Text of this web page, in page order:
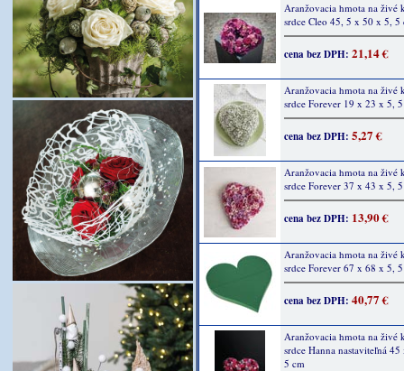
Aranžovacia hmota na živé
srdce Cleo 45, 5 x 50 x 5, 5
cena bez DPH: 21,14 €
Aranžovacia hmota na živé
srdce Forever 19 x 23 x 5,
cena bez DPH: 5,27 €
Aranžovacia hmota na živé
srdce Forever 37 x 43 x 5,
cena bez DPH: 13,90 €
Aranžovacia hmota na živé
srdce Forever 67 x 68 x 5,
cena bez DPH: 40,77 €
Aranžovacia hmota na živé
srdce Hanna nastaviteľná
5 cm